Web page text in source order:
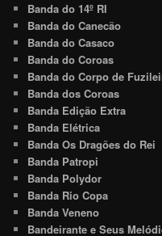
Banda do 14º RI
Banda do Canecão
Banda do Casaco
Banda do Coroas
Banda do Corpo de
Banda dos Coroas
Banda Edição Extra
Banda Elétrica
Banda Os Dragões do Rei
Banda Patropi
Banda Polydor
Banda Rio Copa
Banda Veneno
Bandeirante e Seus